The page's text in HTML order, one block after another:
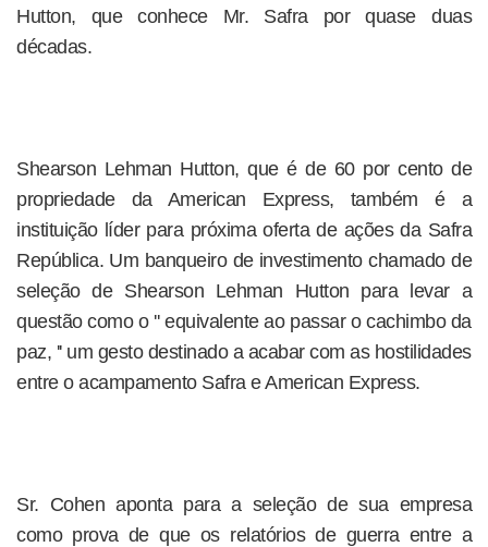
Hutton, que conhece Mr. Safra por quase duas
décadas.
Shearson Lehman Hutton, que é de 60 por cento de
propriedade da American Express, também é a
instituição líder para próxima oferta de ações da Safra
República. Um banqueiro de investimento chamado de
seleção de Shearson Lehman Hutton para levar a
questão como o '' equivalente ao passar o cachimbo da
paz, '' um gesto destinado a acabar com as hostilidades
entre o acampamento Safra e American Express.
Sr. Cohen aponta para a seleção de sua empresa
como prova de que os relatórios de guerra entre a